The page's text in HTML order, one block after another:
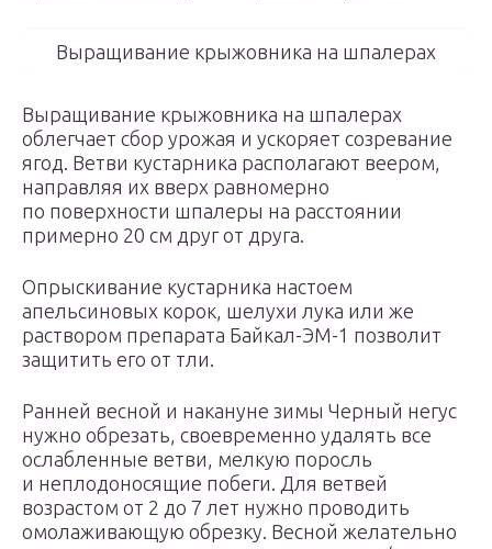
Выращивание крыжовника на шпалерах
Выращивание крыжовника на шпалерах
облегчает сбор урожая и ускоряет созревание
ягод. Ветви кустарника располагают веером,
направляя их вверх равномерно
по поверхности шпалеры на расстоянии
примерно 20 см друг от друга.
Опрыскивание кустарника настоем
апельсиновых корок, шелухи лука или же
раствором препарата Байкал-ЭМ-1 позволит
защитить его от тли.
Ранней весной и накануне зимы Черный негус
нужно обрезать, своевременно удалять все
ослабленные ветви, мелкую поросль
и неплодоносящие побеги. Для ветвей
возрастом от 2 до 7 лет нужно проводить
омолаживающую обрезку. Весной желательно